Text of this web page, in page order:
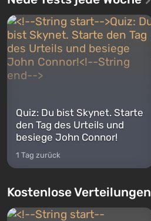
Quiz: Du bist Skynet. Starte
den Tag des Urteils und
besiege John Connor!
1 Tag zurück
Kostenlose Verteilungen